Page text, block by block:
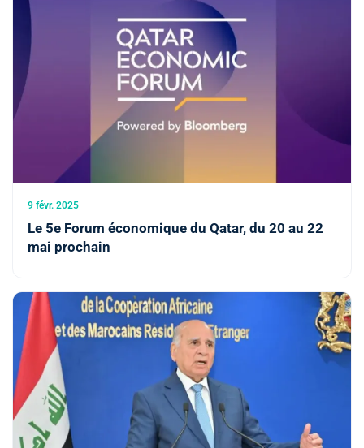
9 févr. 2025
Le 5e Forum économique du Qatar, du 20 au 22
mai prochain